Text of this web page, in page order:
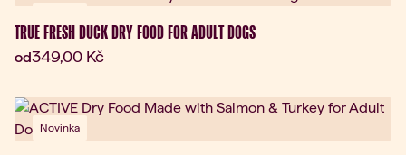
TRUE FRESH DUCK DRY FOOD FOR ADULT DOGS
odAktuální cena:
349,00 Kč
Novinka